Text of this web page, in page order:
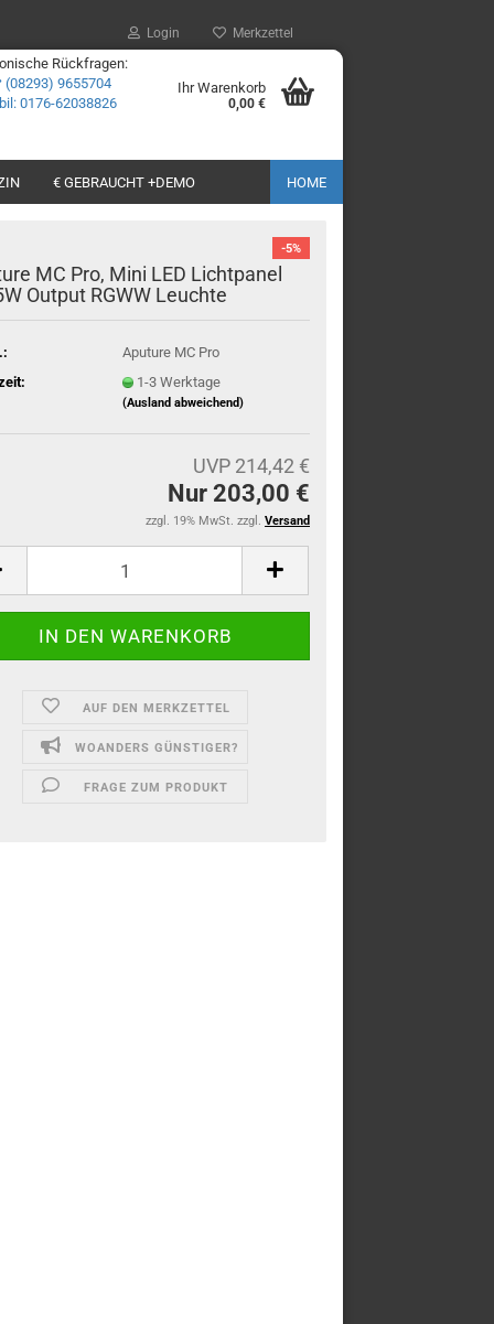
Login Merkzettel
Rückfragen:
(08293) 9655704
0176-62038826
Ihr Warenkorb
0,00 €
€ GEBRAUCHT +DEMO HOME
-5%
MC Pro, Mini LED Lichtpanel
Output RGWW Leuchte
Aputure MC Pro
1-3 Werktage
(Ausland abweichend)
UVP 214,42 €
Nur 203,00 €
zzgl. 19% MwSt. zzgl. Versand
AUF DEN MERKZETTEL
WOANDERS GÜNSTIGER?
FRAGE ZUM PRODUKT